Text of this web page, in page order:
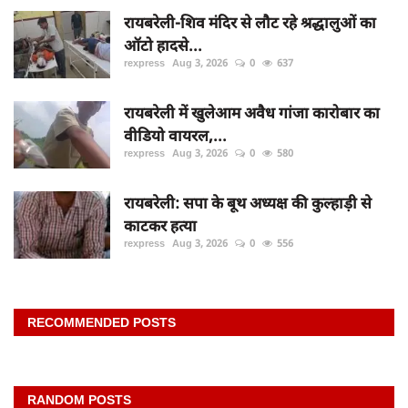
रायबरेली-शिव मंदिर से लौट रहे श्रद्धालुओं का
ऑटो हादसे...
rexpress Aug 3, 2026 0 637
रायबरेली में खुलेआम अवैध गांजा कारोबार का
वीडियो वायरल,...
rexpress Aug 3, 2026 0 580
रायबरेली: सपा के बूथ अध्यक्ष की कुल्हाड़ी से
काटकर हत्या
rexpress Aug 3, 2026 0 556
RECOMMENDED POSTS
RANDOM POSTS